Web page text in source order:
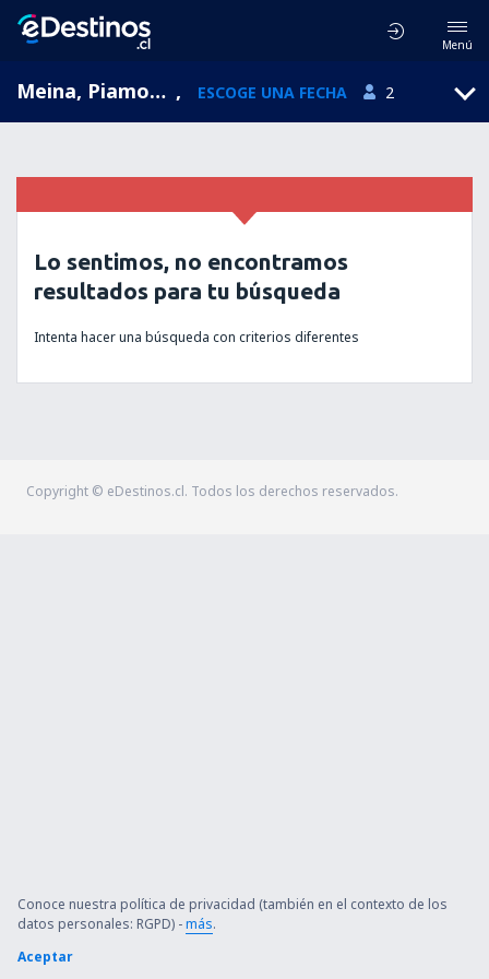
Menú
Meina, Piamonte, Italia , ESCOGE UNA FECHA 2
Lo sentimos, no encontramos
resultados para tu búsqueda
Intenta hacer una búsqueda con criterios diferentes
Copyright © eDestinos.cl. Todos los derechos reservados.
Conoce nuestra política de privacidad (también en el contexto de los
datos personales: RGPD) -más.
Aceptar